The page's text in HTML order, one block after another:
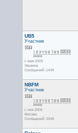
UB5
Участник
с мая 2005
Украина
Сообщений: 1439
NBFM
Участник
с ноя 2005
Москва
Сообщений: 3348